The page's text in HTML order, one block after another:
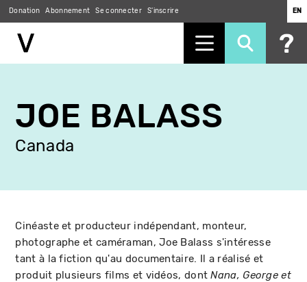
contenu
principal
Donation Abonnement Se connecter S'inscrire EN
JOE BALASS
Canada
Cinéaste et producteur indépendant, monteur,
photographe et caméraman, Joe Balass s'intéresse
tant à la fiction qu'au documentaire. Il a réalisé et
produit plusieurs films et vidéos, dontNana, George et